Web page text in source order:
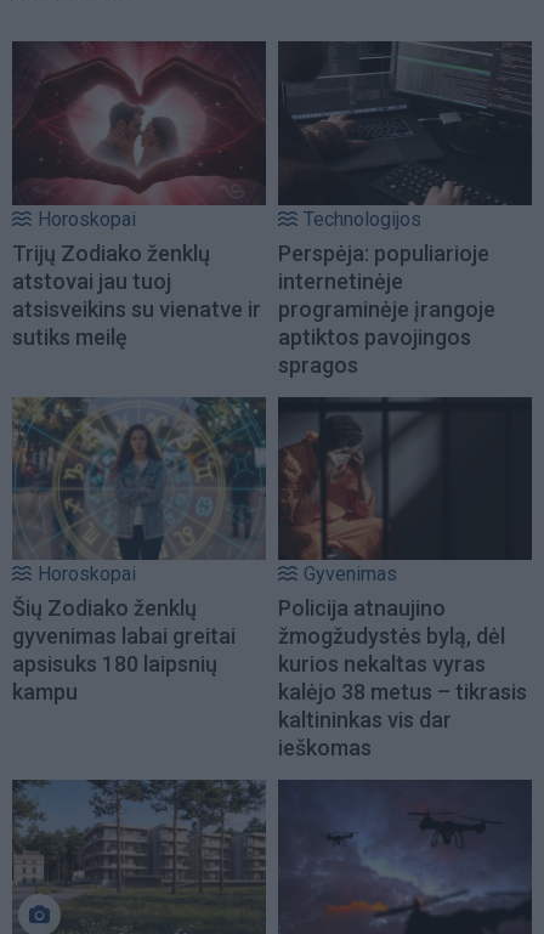
Horoskopai
Trijų Zodiako ženklų
atstovai jau tuoj
atsisveikins su vienatve ir
sutiks meilę
Technologijos
Perspėja: populiarioje
internetinėje
programinėje įrangoje
aptiktos pavojingos
spragos
Horoskopai
Šių Zodiako ženklų
gyvenimas labai greitai
apsisuks 180 laipsnių
kampu
Gyvenimas
Policija atnaujino
žmogžudystės bylą, dėl
kurios nekaltas vyras
kalėjo 38 metus – tikrasis
kaltininkas vis dar
ieškomas